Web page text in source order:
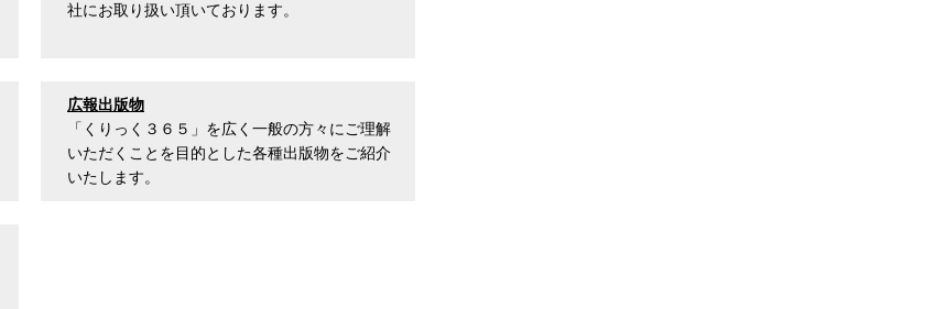
社にお取り扱い頂いております。
広報出版物
「くりっく３６５」を広く一般の方々にご理解
いただくことを目的とした各種出版物をご紹介
いたします。